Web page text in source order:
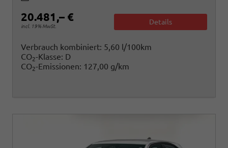
20.481,– €
incl. 19% MwSt.
Details
Verbrauch kombiniert: 5,60 l/100km
CO2-Klasse: D
CO2-Emissionen: 127,00 g/km